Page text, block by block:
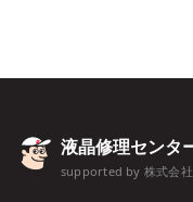
液晶修理センタ
supported by 株式会